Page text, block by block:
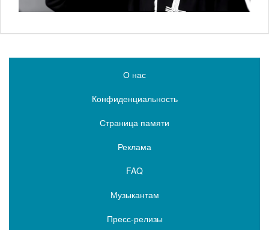
О нас
Конфиденциальность
Страница памяти
Реклама
FAQ
Музыкантам
Пресс-релизы